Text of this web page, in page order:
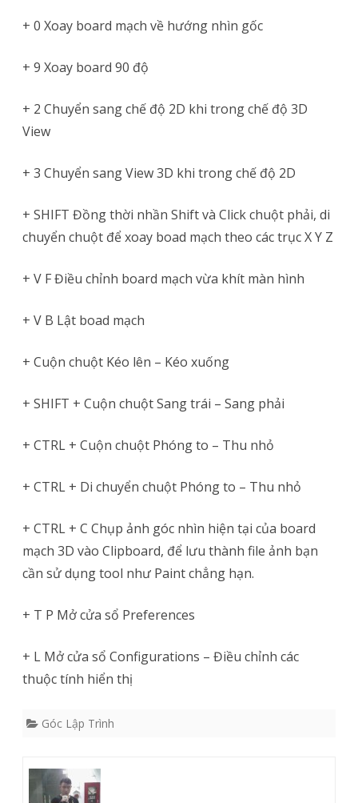
+ 0 Xoay board mạch về hướng nhìn gốc
+ 9 Xoay board 90 độ
+ 2 Chuyển sang chế độ 2D khi trong chế độ 3D
View
+ 3 Chuyển sang View 3D khi trong chế độ 2D
+ SHIFT Đồng thời nhần Shift và Click chuột phải, di
chuyển chuột để xoay boad mạch theo các trục X Y Z
+ V F Điều chỉnh board mạch vừa khít màn hình
+ V B Lật boad mạch
+ Cuộn chuột Kéo lên – Kéo xuống
+ SHIFT + Cuộn chuột Sang trái – Sang phải
+ CTRL + Cuộn chuột Phóng to – Thu nhỏ
+ CTRL + Di chuyển chuột Phóng to – Thu nhỏ
+ CTRL + C Chụp ảnh góc nhìn hiện tại của board
mạch 3D vào Clipboard, để lưu thành file ảnh bạn
cần sử dụng tool như Paint chẳng hạn.
+ T P Mở cửa sổ Preferences
+ L Mở cửa sổ Configurations – Điều chỉnh các
thuộc tính hiển thị
Góc Lập Trình